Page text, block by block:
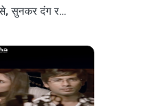
ऐसी-ऐसी बातें सीखी Army से, सुनकर दंग रह जाओगे